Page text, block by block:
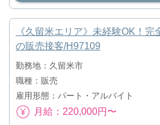
《久留米エリア》未経験OK！
の販売接客/H97109
勤務地：久留米市
職種：販売
雇用形態：パート・アルバイト
月給：220,000円〜